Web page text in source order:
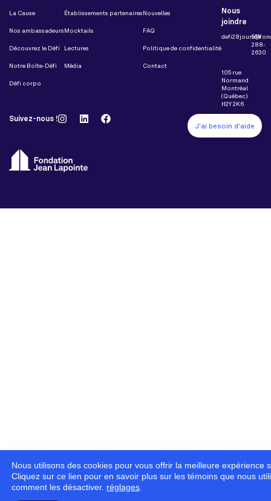
La Cause
Nos ambassadeurs
Découvrez le Défi
Notre Boîte-Défi
Défi corpo
Établissements partenaires
Mocktails
Lectures
Média
Nouvelles
FAQ
Politique de confidentialité
Contact
Nous
joindre
514
288-
2630
105 rue
Normand
Montréal
(Québec)
H2Y 2K6
Suivez-nous !
J'ai besoin d'aide
Nous utilisons des cookies pour vous offrir la meilleure expérience
Cliquez sur ce lien pour en savoir plus sur les témoins que nous
comment les désactiver. réglages